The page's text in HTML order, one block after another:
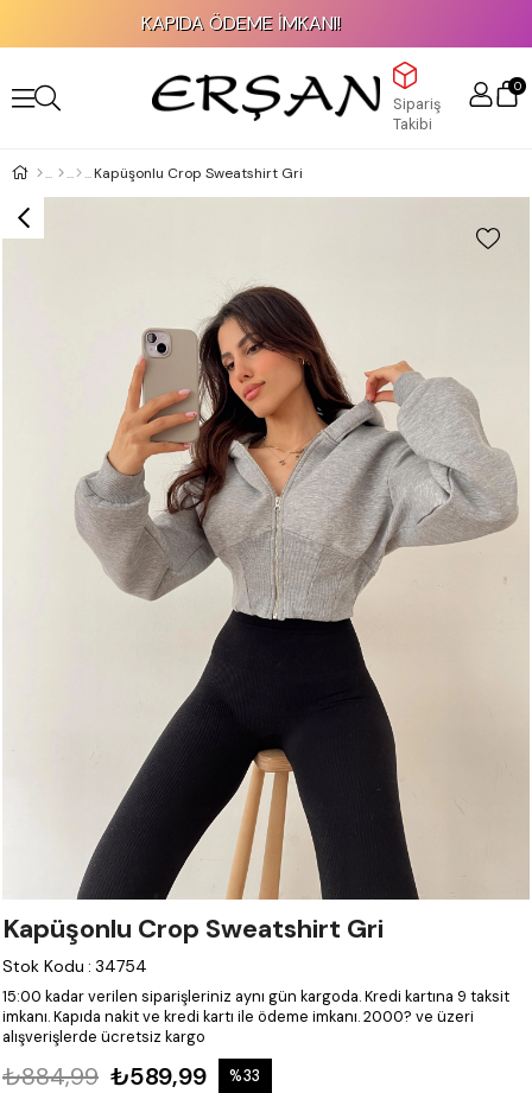
KAPIDA ÖDEME İMKANI!
Sipariş
Takibi
0
Kapüşonlu Crop Sweatshirt Gri
Kapüşonlu Crop Sweatshirt Gri
Stok Kodu : 34754
15:00 kadar verilen siparişleriniz aynı gün kargoda.Kredi kartına 9 taksit
imkanı.Kapıda nakit ve kredi kartı ile ödeme imkanı.2000? ve üzeri
alışverişlerde ücretsiz kargo
₺884,99 ₺589,99 %33